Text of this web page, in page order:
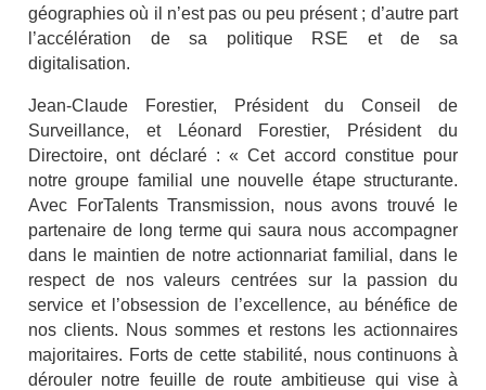
géographies où il n’est pas ou peu présent ; d’autre part
l’accélération de sa politique RSE et de sa
digitalisation.
Jean-Claude Forestier, Président du Conseil de
Surveillance, et Léonard Forestier, Président du
Directoire, ont déclaré : « Cet accord constitue pour
notre groupe familial une nouvelle étape structurante.
Avec ForTalents Transmission, nous avons trouvé le
partenaire de long terme qui saura nous accompagner
dans le maintien de notre actionnariat familial, dans le
respect de nos valeurs centrées sur la passion du
service et l’obsession de l’excellence, au bénéfice de
nos clients. Nous sommes et restons les actionnaires
majoritaires. Forts de cette stabilité, nous continuons à
dérouler notre feuille de route ambitieuse qui vise à